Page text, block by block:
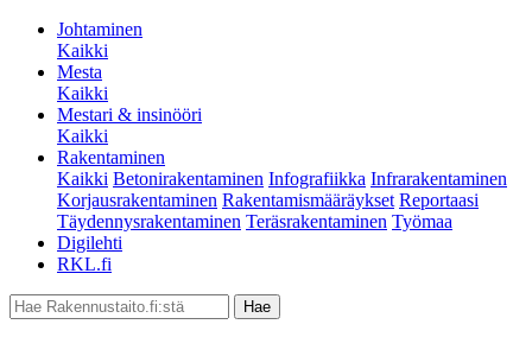
Johtaminen
Kaikki
Mesta
Kaikki
Mestari & insinööri
Kaikki
Rakentaminen
Kaikki Betonirakentaminen Infografiikka Infrarakentaminen
Korjausrakentaminen Rakentamismääräykset Reportaasi
Täydennysrakentaminen Teräsrakentaminen Työmaa
Digilehti
RKL.fi